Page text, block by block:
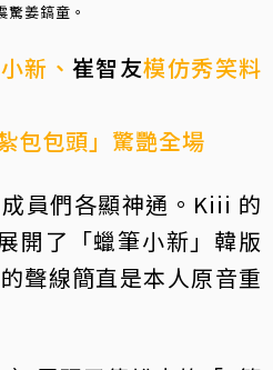
姜鎬童。
新、崔智友模仿秀笑料
包包頭」驚艷全場
員們各顯神通。Kiii 的
開了「蠟筆小新」韓版
聲線簡直是本人原音重